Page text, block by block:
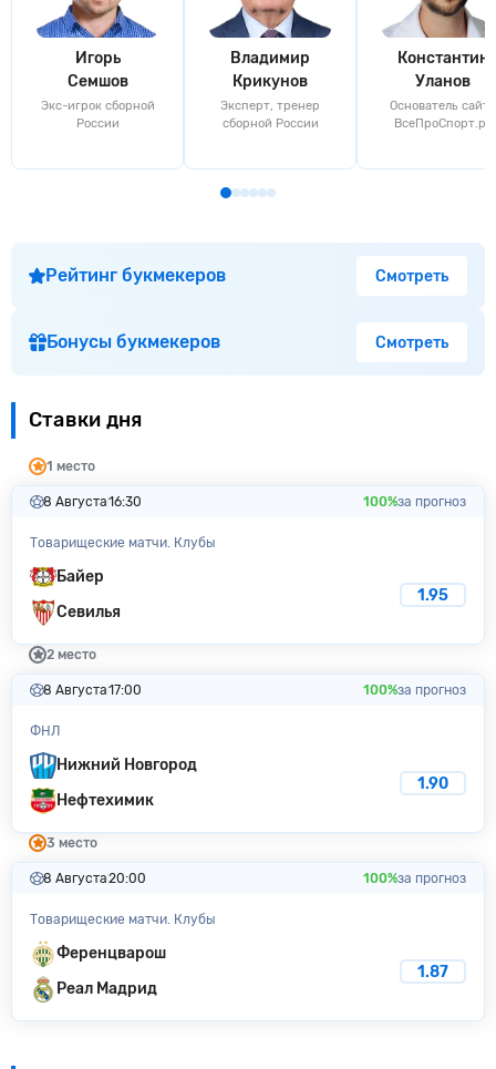
Игорь
Семшов
Экс-игрок сборной
России
Владимир
Крикунов
Эксперт, тренер
сборной России
Константин
Уланов
Основатель сайта
ВсеПроСпорт.ру
Рейтинг букмекеров Смотреть
Бонусы букмекеров Смотреть
Ставки дня
1 место
8 Августа16:30 100%за прогноз
Товарищеские матчи. Клубы
Байер
Севилья
1.95
2 место
8 Августа17:00 100%за прогноз
ФНЛ
Нижний Новгород
Нефтехимик
1.90
3 место
8 Августа20:00 100%за прогноз
Товарищеские матчи. Клубы
Ференцварош
Реал Мадрид
1.87